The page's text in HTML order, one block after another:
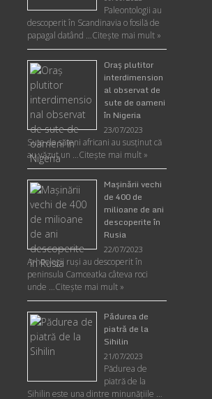
Paleontologii au
descoperit în Scandinavia o fosilă de
papagal datând …Citește mai mult »
Oraş plutitor
interdimension
al observat de
sute de oameni
în Nigeria
23/07/2023
Sute de săteni africani au susținut că
au văzut un …Citește mai mult »
Maşinării vechi
de 400 de
milioane de ani
descoperite în
Rusia
22/07/2023
Arheologii ruşi au descoperit în
peninsula Camceatka câteva roci
unde …Citește mai mult »
Pădurea de
piatră de la
Sihilin
21/07/2023
Pădurea de
piatră de la
Sihilin este una dintre minunăţiile …